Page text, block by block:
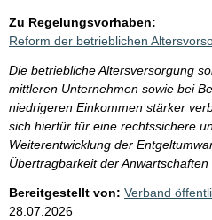
Zu Regelungsvorhaben:
Reform der betrieblichen
Die betriebliche Altersversorgung
mittleren Unternehmen sowie bei
niedrigeren Einkommen stärker
sich hierfür für eine rechtssichere
Weiterentwicklung der
Übertragbarkeit der
Bereitgestellt von: Verband
28.07.2026